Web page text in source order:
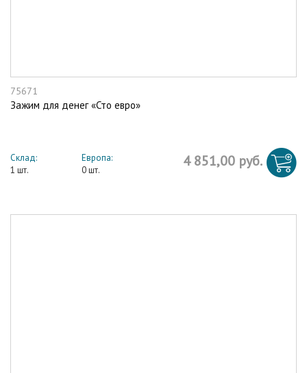
75671
Зажим для денег «Сто евро»
Склад:
1 шт.
Европа:
0 шт.
4 851,00 руб.